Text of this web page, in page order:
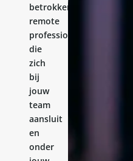
betrokken
remote
professional
die
zich
bij
jouw
team
aansluit
en
onder